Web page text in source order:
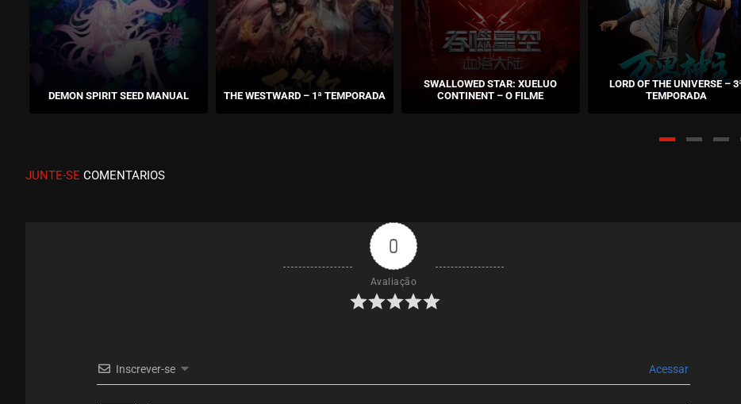
DEMON SPIRIT SEED MANUAL THE WESTWARD – 1ª TEMPORADA
SWALLOWED STAR: XUELUO
CONTINENT – O FILME
LORD OF THE UNIVERSE –
TEMPORADA
JUNTE-SE COMENTARIOS
0
Avaliação
Inscrever-se Acessar